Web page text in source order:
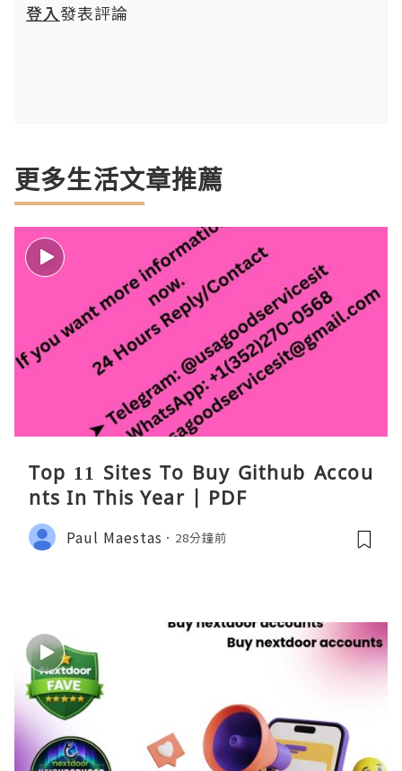
登入發表評論
更多生活文章推薦
Top 11 Sites To Buy Github Accou
nts In This Year | PDF
Paul Maestas 28分鐘前